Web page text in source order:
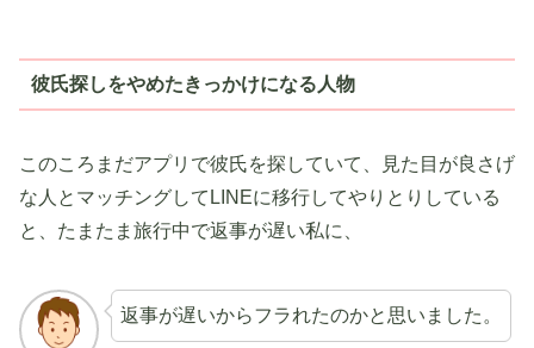
彼氏探しをやめたきっかけになる人物
このころまだアプリで彼氏を探していて、見た目が良さげ
な人とマッチングしてLINEに移行してやりとりしている
と、たまたま旅行中で返事が遅い私に、
返事が遅いからフラれたのかと思いました。